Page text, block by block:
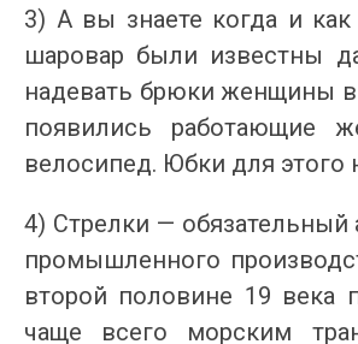
3) А вы знаете когда и
шаровар были известны
надевать брюки женщины в
появились работающие
велосипед. Юбки для
4) Стрелки —
промышленного
второй половине 19 века
чаще всего морским